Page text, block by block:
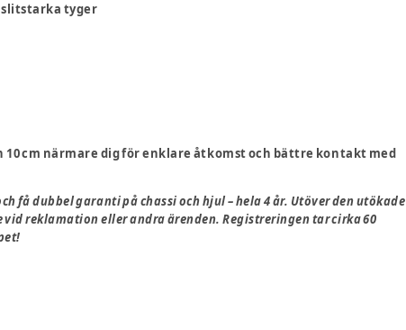
slitstarka tyger
cm närmare dig för enklare åtkomst och bättre kontakt med
få dubbel garanti på chassi och hjul – hela 4 år. Utöver den utökade
reklamation eller andra ärenden. Registreringen tar cirka 60